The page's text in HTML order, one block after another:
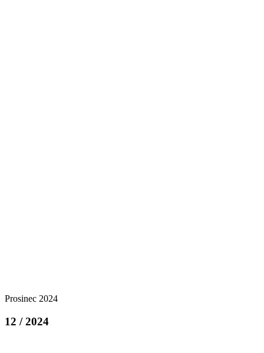
Prosinec 2024
12 / 2024